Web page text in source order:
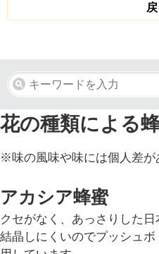
花の種類による
※味の風味や味には個人差が
アカシア蜂蜜
クセがなく、あっさりした日
結晶しにくいのでプッシュ